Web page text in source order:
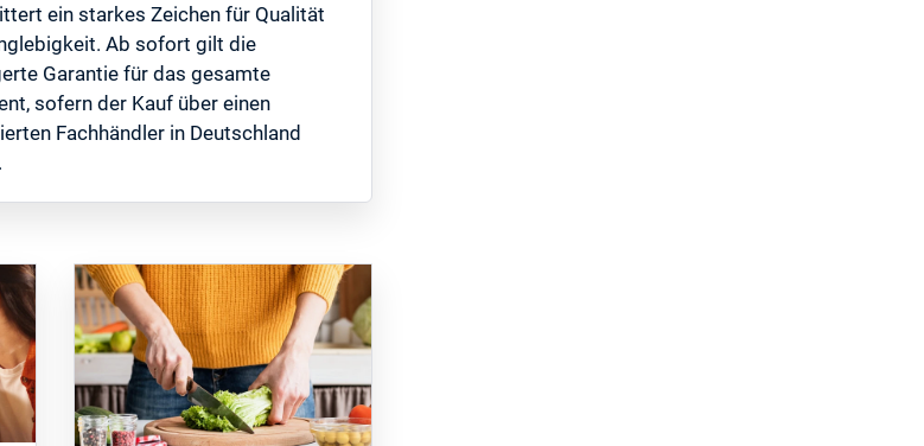
ein starkes Zeichen für Qualität
Ab sofort gilt die
Garantie für das gesamte
sofern der Kauf über einen
Fachhändler in Deutschland